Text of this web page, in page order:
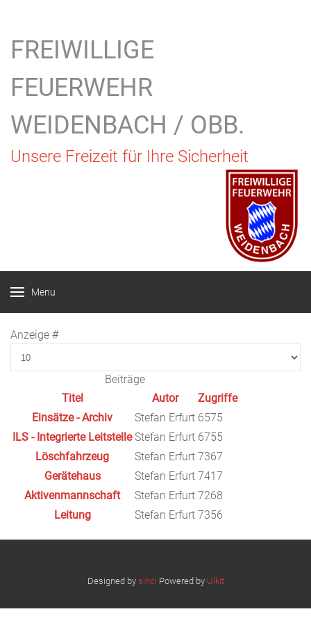
FREIWILLIGE
FEUERWEHR
WEIDENBACH / OBB.
Unsere Freizeit für Ihre Sicherheit
Menu
Anzeige #
Beiträge
Titel
Autor
Zugriffe
Einsätze - Archiv
Stefan Erfurt 6575
ILS - Integrierte Leitstelle Stefan Erfurt 6755
Löschfahrzeug
Stefan Erfurt 7367
Gerätehaus
Stefan Erfurt 7417
Aktivenmannschaft
Stefan Erfurt 7268
Leitung
Stefan Erfurt 7356
Designed by sinci Powered by Ulkit